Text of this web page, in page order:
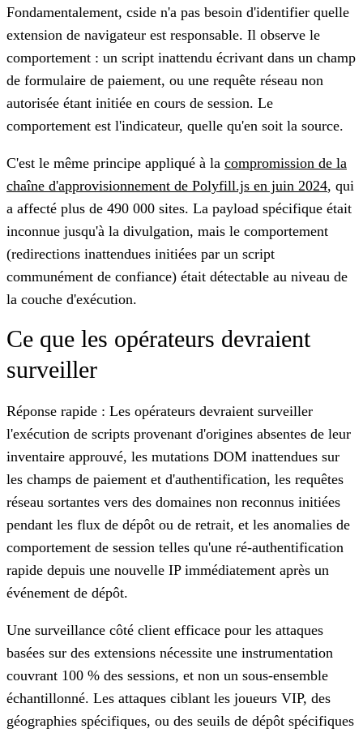
Fondamentalement, cside n'a pas besoin d'identifier quelle
extension de navigateur est responsable. Il observe le
comportement : un script inattendu écrivant dans un champ
de formulaire de paiement, ou une requête réseau non
autorisée étant initiée en cours de session. Le
comportement est l'indicateur, quelle qu'en soit la source.
C'est le même principe appliqué à la compromission de la
chaîne d'approvisionnement de Polyfill.js en juin 2024, qui
a affecté plus de 490 000 sites. La payload spécifique était
inconnue jusqu'à la divulgation, mais le comportement
(redirections inattendues initiées par un script
communément de confiance) était détectable au niveau de
la couche d'exécution.
Ce que les opérateurs devraient
surveiller
Réponse rapide : Les opérateurs devraient surveiller
l'exécution de scripts provenant d'origines absentes de leur
inventaire approuvé, les mutations DOM inattendues sur
les champs de paiement et d'authentification, les requêtes
réseau sortantes vers des domaines non reconnus initiées
pendant les flux de dépôt ou de retrait, et les anomalies de
comportement de session telles qu'une ré-authentification
rapide depuis une nouvelle IP immédiatement après un
événement de dépôt.
Une surveillance côté client efficace pour les attaques
basées sur des extensions nécessite une instrumentation
couvrant 100 % des sessions, et non un sous-ensemble
échantillonné. Les attaques ciblant les joueurs VIP, des
géographies spécifiques, ou des seuils de dépôt spécifiques